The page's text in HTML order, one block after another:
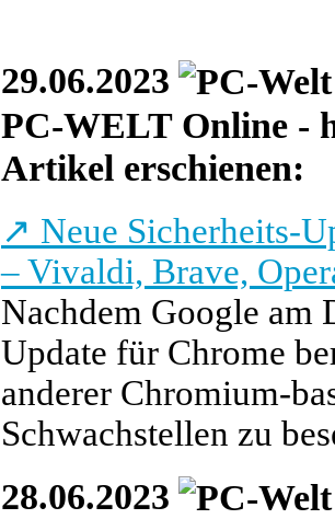
29.06.2023
PC-WELT Online -
Artikel erschienen:
↗ Neue Sicherheits-
– Vivaldi, Brave,
Nachdem Google am
Update für Chrome
anderer Chromium-
Schwachstellen zu
28.06.2023